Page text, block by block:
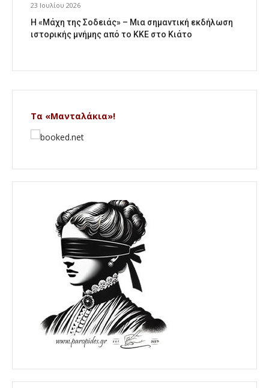
23 Ιουλίου 2026
Η «Μάχη της Σοδειάς» – Μια σημαντική εκδήλωση
ιστορικής μνήμης από το ΚΚΕ στο Κιάτο
Τα «Μανταλάκια»!